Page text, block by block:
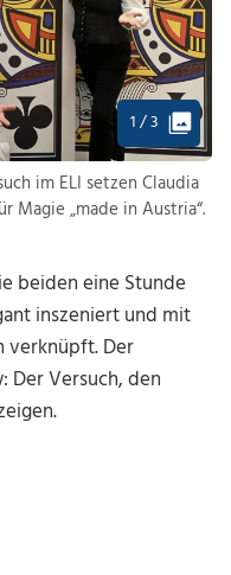
1 / 3
im ELI setzen Claudia
Magie „made in Austria“.
beiden eine Stunde
inszeniert und mit
verknüpft. Der
Der Versuch, den